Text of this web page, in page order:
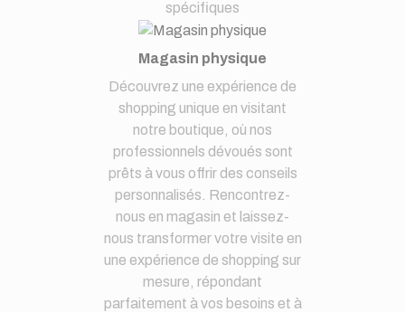
spécifiques
Magasin physique
Découvrez une expérience de
shopping unique en visitant
notre boutique, où nos
professionnels dévoués sont
prêts à vous offrir des conseils
personnalisés. Rencontrez-
nous en magasin et laissez-
nous transformer votre visite en
une expérience de shopping sur
mesure, répondant
parfaitement à vos besoins et à